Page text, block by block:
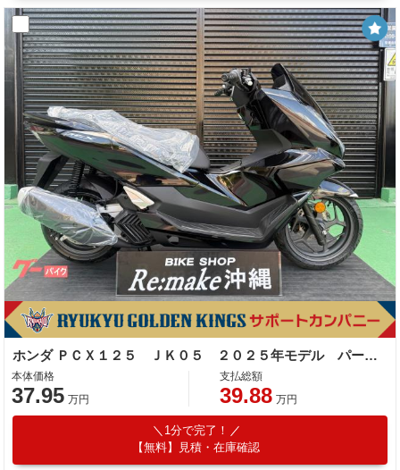
ホンダ ＰＣＸ１２５ ＪＫ０５ ２０２５年モデル パールマゼラニックブラック
本体価格
37.95 万円
支払総額
39.88 万円
1分で完了！
【無料】見積・在庫確認